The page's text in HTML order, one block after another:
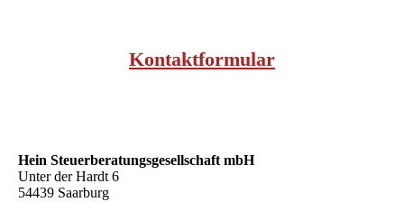
Kontaktformular
Hein Steuer­beratungs­gesellschaft mbH
Unter der Hardt 6
54439 Saarburg